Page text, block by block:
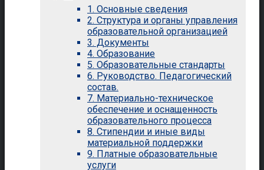
1. Основные сведения
2. Структура и органы управления
образовательной организацией
3. Документы
4. Образование
5. Образовательные стандарты
6. Руководство. Педагогический
состав.
7. Материально-техническое
обеспечение и оснащенность
образовательного процесса
8. Стипендии и иные виды
материальной поддержки
9. Платные образовательные
услуги